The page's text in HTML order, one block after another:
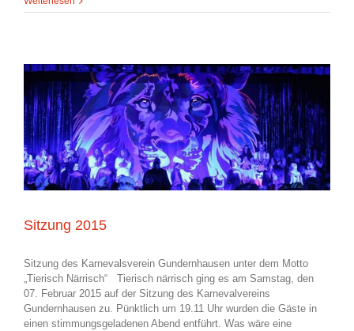
Sitzung 2015
Sitzung des Karnevalsverein Gundernhausen unter dem Motto
„Tierisch Närrisch“ Tierisch närrisch ging es am Samstag, den
07. Februar 2015 auf der Sitzung des Karnevalvereins
Gundernhausen zu. Pünktlich um 19.11 Uhr wurden die Gäste in
einen stimmungsgeladenen Abend entführt. Was wäre eine